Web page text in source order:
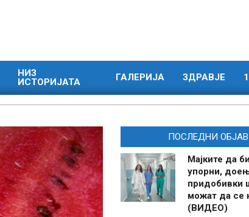
НИЗ
ИСТОРИЈАТА
ГАЛЕРИЈА ЗДРАВЈЕ
ПОСЛЕДНИ
Мајките да
упорни,
придобивки
можат да се
(ВИДЕО)